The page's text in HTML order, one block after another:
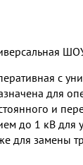
с
для
и
до 1 кВ для
для замены